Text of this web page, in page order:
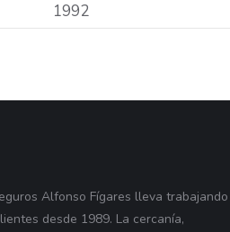
1992
Alfonso Fígares lleva trabajando
desde 1989. La cercanía,